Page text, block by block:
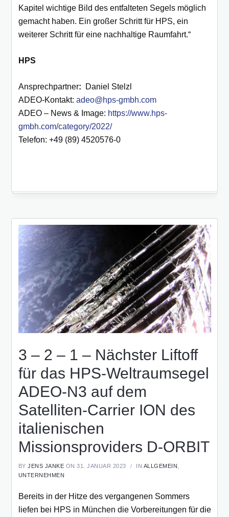
Kapitel wichtige Bild des entfalteten Segels möglich
gemacht haben. Ein großer Schritt für HPS, ein
weiterer Schritt für eine nachhaltige Raumfahrt.“
HPS
Ansprechpartner: Daniel Stelzl
ADEO-Kontakt: adeo@hps-gmbh.com
ADEO – News & Image: https://www.hps-
gmbh.com/category/2022/
Telefon: +49 (89) 4520576-0
3 – 2 – 1 – Nächster Liftoff
für das HPS-Weltraumsegel
ADEO-N3 auf dem
Satelliten-Carrier ION des
italienischen
Missionsproviders D-ORBIT
BY JENS JANKE ON 31. JANUAR 2023 IN ALLGEMEIN
UNTERNEHMEN
Bereits in der Hitze des vergangenen Sommers
liefen bei HPS in München die Vorbereitungen für die